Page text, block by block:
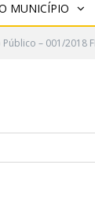
MUNICÍPIO
Público – 001/2018